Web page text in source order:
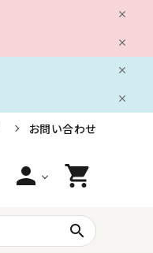
お問い合わせ
person shopping_cart
search